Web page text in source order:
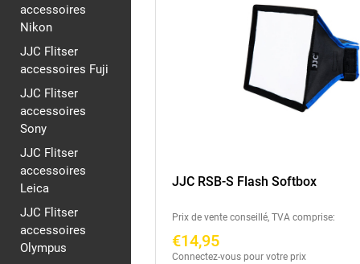
accessoires
Nikon
JJC Flitser
accessoires Fuji
JJC Flitser
accessoires
Sony
JJC Flitser
accessoires
Leica
JJC Flitser
accessoires
Olympus
JJC RSB-S Flash Softbox
Prix de vente conseillé, TVA comprise:
€14,95
Connectez-vous pour votre prix